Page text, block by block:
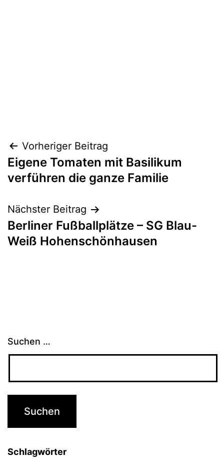
Beitragsnavigation
Vorheriger Beitrag
Eigene Tomaten mit Basilikum
verführen die ganze Familie
Nächster Beitrag
Berliner Fußballplätze – SG Blau-
Weiß Hohenschönhausen
Suchen …
Schlagwörter